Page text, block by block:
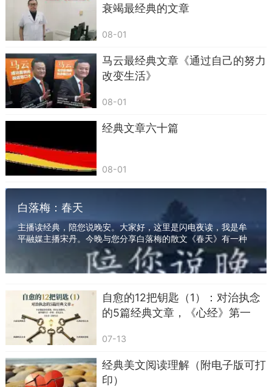
.《早发白帝城》——积极乐观，转念即美好
“两岸猿声啼不住，轻舟已过万重山。”
有时被烦恼缠绕，其实不过是“小舟已远”。
学会释怀，现在的苦恼，都是以后嘴边的笑
谈。
“前不见古人，后不见来者。”
陈子昂的傲气，给平凡生活添勇气。
天生我材，注定发光。
衰竭最经典的文章
08-01
马云最经典文章《通过自己的努力
改变生活》
08-01
经典文章六十篇
08-01
白落梅：春天
主播读经典，陪您说晚安。大家好，这里是闪电夜读，我是牟
平融媒主播宋丹。今晚与您分享白落梅的散文《春天》有一种
雪，飘过北国斑驳的城墙。有一种水，流经江南...
自愈的12把钥匙（1）：对治执念
的5篇经典文章，《心经》第一
07-13
经典美文阅读理解（附电子版可打
印）